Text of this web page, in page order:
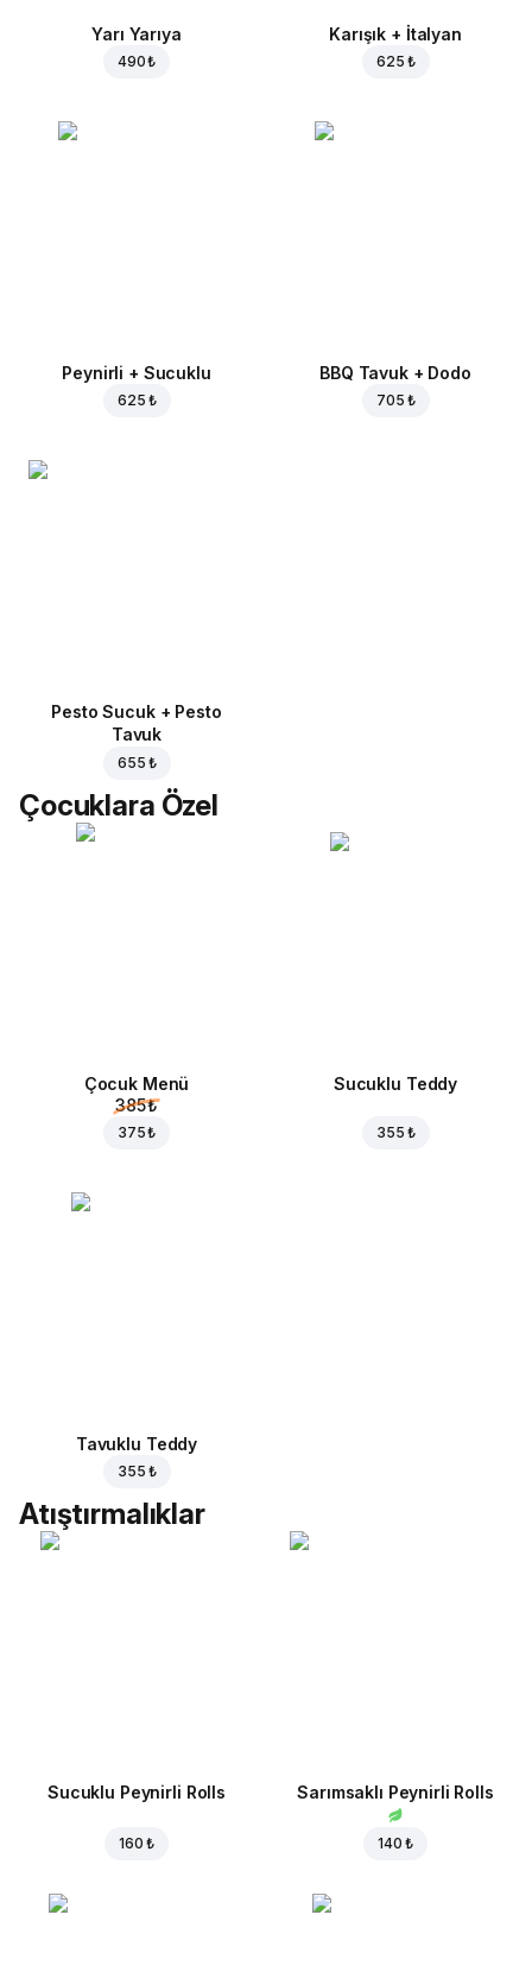
Yarı Yarıya
490 ₺
Karışık + İtalyan
625 ₺
Peynirli + Sucuklu
625 ₺
BBQ Tavuk + Dodo
705 ₺
Pesto Sucuk + Pesto
Tavuk
655 ₺
Çocuklara Özel
Çocuk Menü
385 ₺
375 ₺
Sucuklu Teddy
355 ₺
Tavuklu Teddy
355 ₺
Atıştırmalıklar
Sucuklu Peynirli Rolls
160 ₺
Sarımsaklı Peynirli Rolls
140 ₺